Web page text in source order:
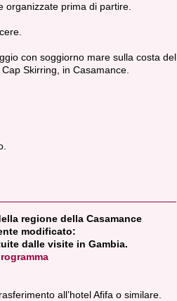
organizzate prima di partire.
con soggiorno mare sulla costa del
Skirring, in Casamance.
regione della Casamance
modificato:
dalle visite in Gambia.
all’hotel Afifa o similare.